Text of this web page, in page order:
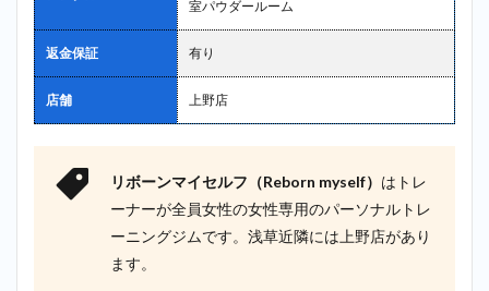
室パウダールーム
返金保証 有り
店舗 上野店
リボーンマイセルフ（Reborn myself） はトレ
ーナーが全員女性の女性専用のパーソナルトレ
ーニングジムです。浅草近隣には上野店があり
ます。